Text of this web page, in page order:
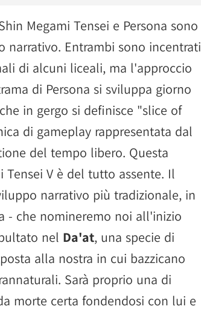
Megami Tensei e Persona sono
Entrambi sono incentrati
di alcuni liceali, ma l'approccio
di Persona si sviluppa giorno
in gergo si definisce "slice of
di gameplay rappresentata dal
del tempo libero. Questa
V è del tutto assente. Il
narrativo più tradizionale, in
- che nomineremo noi all'inizio
nel Da'at, una specie di
alla nostra in cui bazzicano
Sarà proprio una di
morte certa fondendosi con lui e